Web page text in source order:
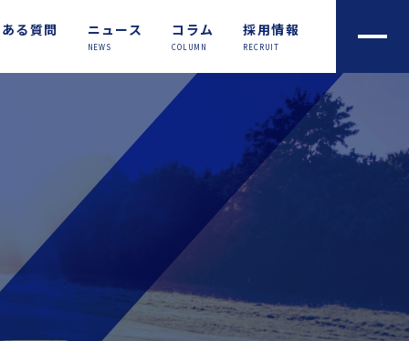
る質問 ニュース
NEWS
コラム
COLUMN
採用情報
RECRUIT